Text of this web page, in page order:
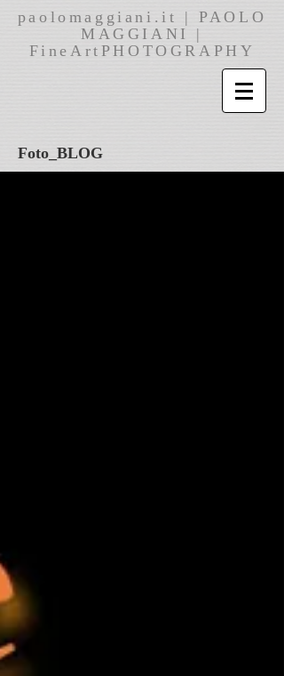
paolomaggiani.it | PAOLO
MAGGIANI |
FineArtPHOTOGRAPHY
Foto_BLOG